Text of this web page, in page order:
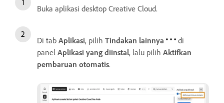
Buka aplikasi desktop Creative Cloud.
Di tab Aplikasi, pilih Tindakan lainnya
di
panel Aplikasi yang diinstal, lalu pilih Aktifkan
pembaruan otomatis.